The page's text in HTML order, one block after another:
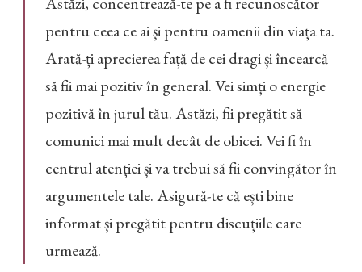
pentru ceea ce ai și pentru oamenii din viața ta.
Arată-ți aprecierea față de cei dragi și încearcă
să fii mai pozitiv în general. Vei simți o energie
pozitivă în jurul tău. Astăzi, fii pregătit să
comunici mai mult decât de obicei. Vei fi în
centrul atenției și va trebui să fii convingător în
argumentele tale. Asigură-te că ești bine
informat și pregătit pentru discuțiile care
urmează.